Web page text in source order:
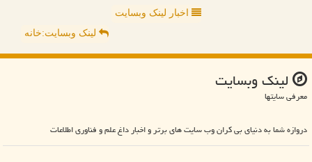
اخبار لینک وبسایت
لینک وبسایت:خانه
لینك وبسایت
معرفی سایتها
دروازه شما به دنیای بی کران وب سایت های برتر و اخبار داغ علم و فناوری اطلاعات